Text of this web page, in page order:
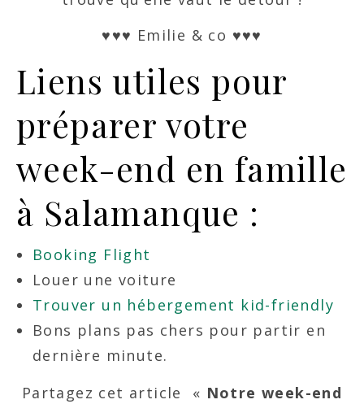
♥♥♥ Emilie & co ♥♥♥
Liens utiles pour
préparer votre
week-end en famille
à Salamanque :
Booking Flight
Louer une voiture
Trouver un hébergement kid-friendly
Bons plans pas chers pour partir en
dernière minute.
Partagez cet article « Notre week-end